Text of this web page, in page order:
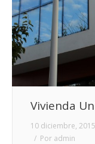
Vivienda
10 diciembre, 2015
Por admin